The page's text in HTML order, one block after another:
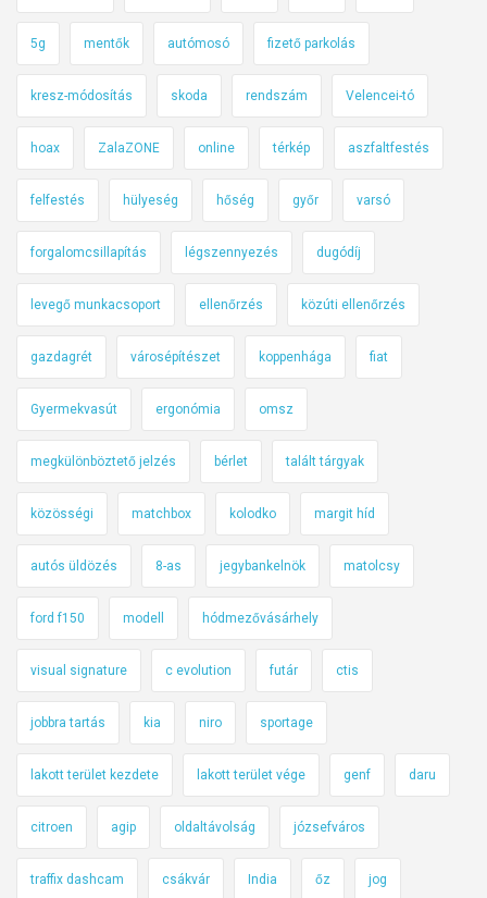
5g mentők autómosó fizető parkolás
kresz-módosítás skoda rendszám Velencei-tó
hoax ZalaZONE online térkép aszfaltfestés
felfestés hülyeség hőség győr varsó
forgalomcsillapítás légszennyezés dugódíj
levegő munkacsoport ellenőrzés közúti ellenőrzés
gazdagrét városépítészet koppenhága fiat
Gyermekvasút ergonómia omsz
megkülönböztető jelzés bérlet talált tárgyak
közösségi matchbox kolodko margit híd
autós üldözés 8-as jegybankelnök matolcsy
ford f150 modell hódmezővásárhely
visual signature c evolution futár ctis
jobbra tartás kia niro sportage
lakott terület kezdete lakott terület vége genf daru
citroen agip oldaltávolság józsefváros
traffix dashcam csákvár India őz jog